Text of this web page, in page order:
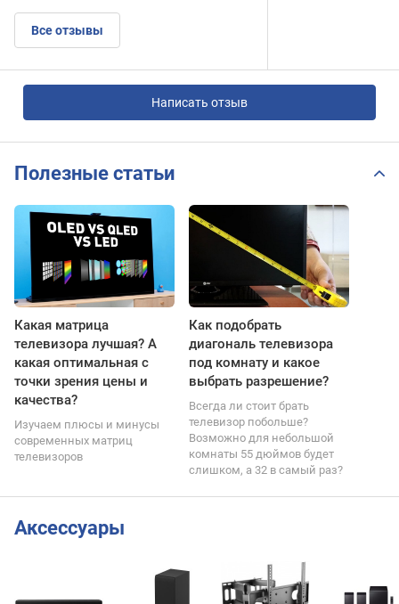
Все отзывы
Написать отзыв
Полезные статьи
Какая матрица
телевизора лучшая? А
какая оптимальная с
точки зрения цены и
качества?
Изучаем плюсы и минусы
современных матриц
телевизоров
Как подобрать
диагональ телевизора
под комнату и какое
выбрать разрешение?
Всегда ли стоит брать
телевизор побольше?
Возможно для небольшой
комнаты 55 дюймов будет
слишком, а 32 в самый раз?
Аксессуары